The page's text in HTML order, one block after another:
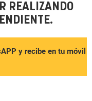
REALIZANDO
y recibe en tu móvil